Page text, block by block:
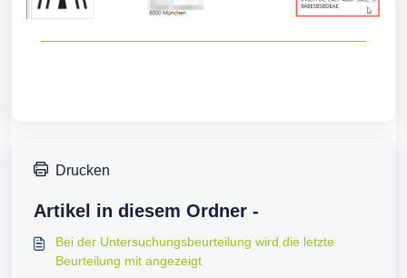
Drucken
Artikel in diesem Ordner -
Bei der Untersuchungsbeurteilung wird die letzte
Beurteilung mit angezeigt